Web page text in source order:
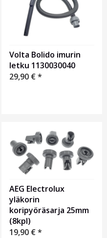
Volta Bolido imurin
letku 1130030040
29,90 €*
AEG Electrolux
yläkorin
koripyöräsarja 25mm
(8kpl)
19,90 €*